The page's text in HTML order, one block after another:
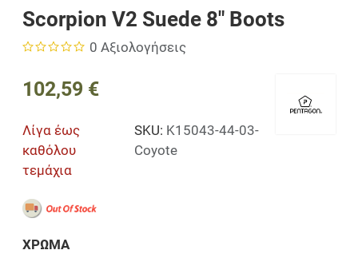
Scorpion V2 Suede 8" Boots
0 Αξιολογήσεις
102,59 €
Λίγα έως
καθόλου
τεμάχια
SKU: K15043-44-03-
Coyote
ΧΡΩΜΑ